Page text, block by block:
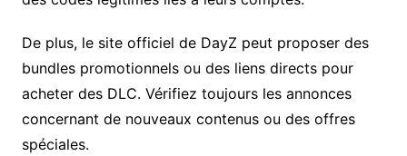
De plus, le site officiel de DayZ peut proposer des
bundles promotionnels ou des liens directs pour
acheter des DLC. Vérifiez toujours les annonces
concernant de nouveaux contenus ou des offres
spéciales.